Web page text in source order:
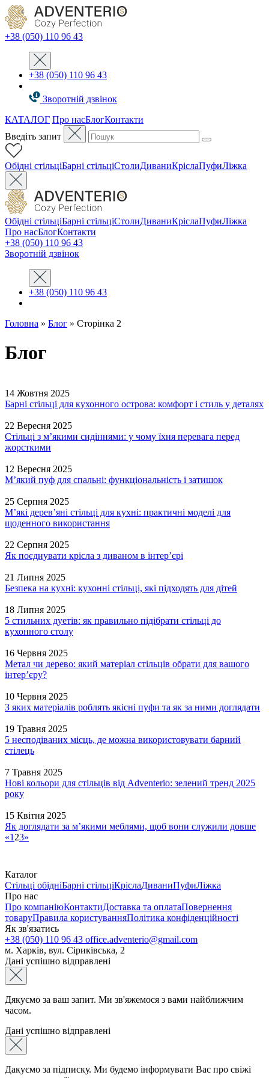
+38 (050) 110 96 43
+38 (050) 110 96 43
Зворотній дзвінок
КАТАЛОГ Про насБлогКонтакти
Введіть запит
Oбідні стільціБарні стільціСтолиДиваниКріслаПуфиЛіжка
Oбідні стільціБарні стільціСтолиДиваниКріслаПуфиЛіжка
Про насБлогКонтакти
+38 (050) 110 96 43
Зворотній дзвінок
+38 (050) 110 96 43
Головна » Блог » Сторінка 2
Блог
14 Жовтня 2025
Барні стільці для кухонного острова: комфорт і стиль у деталях
22 Вересня 2025
Стільці з м’якими сидіннями: у чому їхня перевага перед
жорсткими
12 Вересня 2025
М’який пуф для спальні: функціональність і затишок
25 Серпня 2025
М’які дерев’яні стільці для кухні: практичні моделі для
щоденного використання
22 Серпня 2025
Як поєднувати крісла з диваном в інтер’єрі
21 Липня 2025
Безпека на кухні: кухонні стільці, які підходять для дітей
18 Липня 2025
5 стильних дуетів: як правильно підібрати стільці до
кухонного столу
16 Червня 2025
Метал чи дерево: який матеріал стільців обрати для вашого
інтер’єру?
10 Червня 2025
З яких матеріалів роблять якісні пуфи та як за ними доглядати
19 Травня 2025
5 несподіваних місць, де можна використовувати барний
стілець
7 Травня 2025
Нові кольори для стільців від Adventerio: зелений тренд 2025
року
15 Квітня 2025
Як доглядати за м’якими меблями, щоб вони служили довше
«1 23»
Каталог
Стільці обідніБарні стільціКріслаДиваниПуфиЛіжка
Про нас
Про компаніюКонтактиДоставка та оплатаПовернення
товаруПравила користуванняПолітика конфіденційності
Як зв'язатись
+38 (050) 110 96 43 office.adventerio@gmail.com
м. Харків, вул. Сіриківська, 2
Дані успішно відправлені
Дякуємо за ваш запит. Ми зв'яжемося з вами найближчим
часом.
Дані успішно відправлені
Дакуємо за підписку. Ми будемо інформувати Вас про свіжі